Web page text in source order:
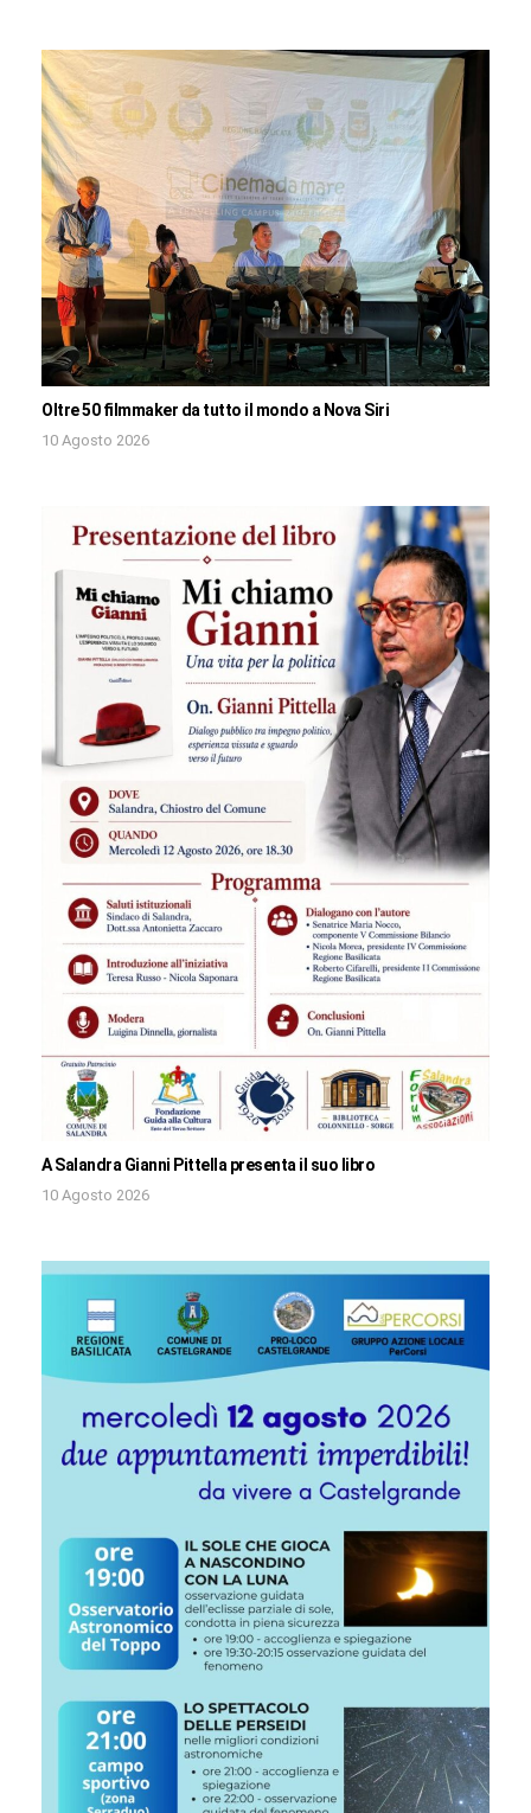
Oltre 50 filmmaker da tutto il mondo a Nova Siri
10 Agosto 2026
A Salandra Gianni Pittella presenta il suo libro
10 Agosto 2026